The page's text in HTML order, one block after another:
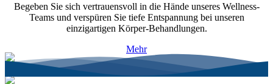
Begeben Sie sich vertrauensvoll in die Hände unseres Wellness-
Teams und verspüren Sie tiefe Entspannung bei unseren
einzigartigen Körper-Behandlungen.
Mehr